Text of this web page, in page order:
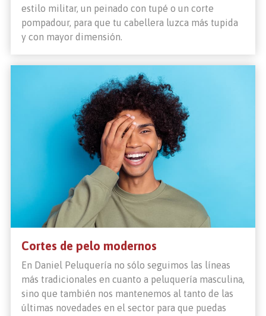
estilo militar, un peinado con tupé o un corte
pompadour, para que tu cabellera luzca más tupida
y con mayor dimensión.
Cortes de pelo modernos
En Daniel Peluquería no sólo seguimos las líneas
más tradicionales en cuanto a peluquería masculina,
sino que también nos mantenemos al tanto de las
últimas novedades en el sector para que puedas